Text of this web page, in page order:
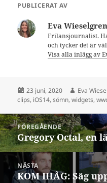
PUBLICERAT AV
Eva Wieselgren
Frilansjournalist.
och tycker det är
Visa alla inlägg av
Postat
23 juni, 2020 Författare
Eva
clips, iOS14,sömn,widgets,
Inläggsnavigering
FÖREGÅENDE
Föregående
inlägg:
Gregory Octal, en
NÄSTA
Nästa
KOM IHÅG: Säg